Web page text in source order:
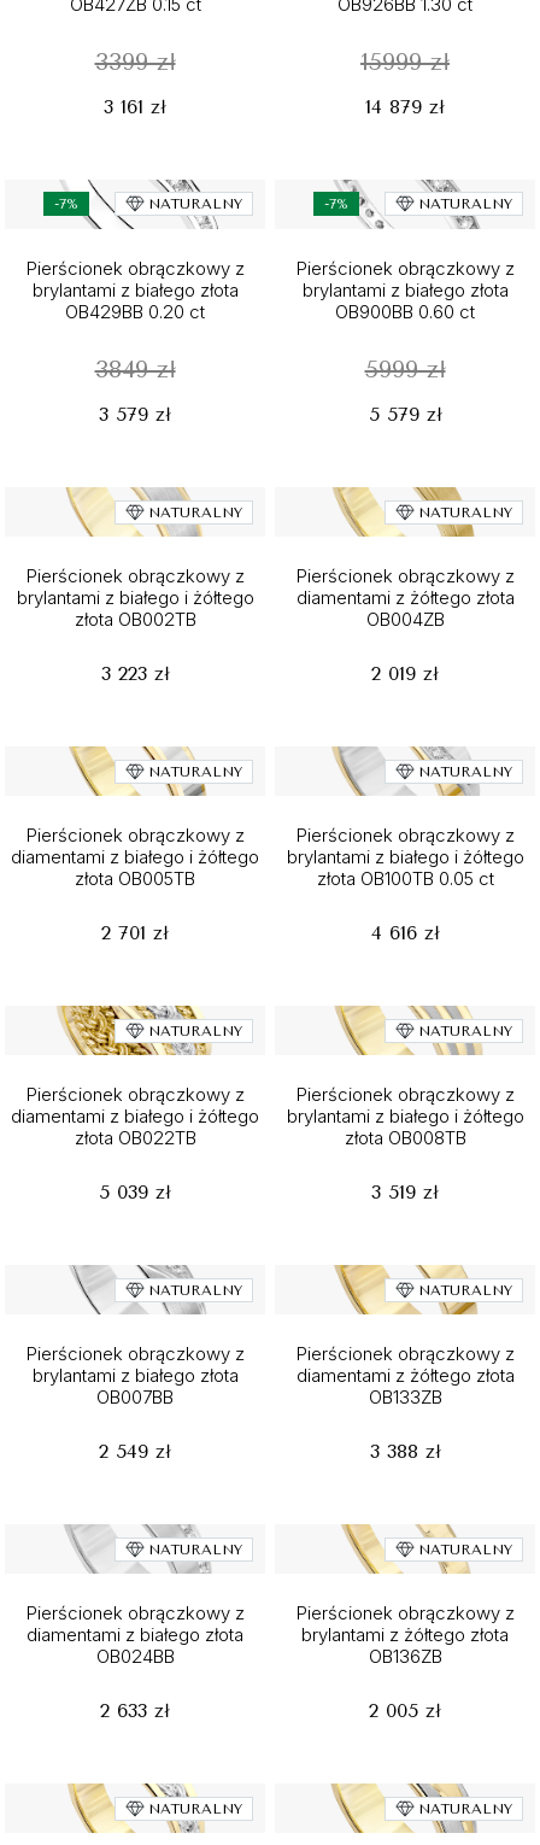
3399 zł
3 161 zł
15999 zł
14 879 zł
-7% NATURALNY
Pierścionek obrączkowy z
brylantami z białego złota
OB429BB 0.20 ct
3849 zł
3 579 zł
-7% NATURALNY
Pierścionek obrączkowy z
brylantami z białego złota
OB900BB 0.60 ct
5999 zł
5 579 zł
NATURALNY
Pierścionek obrączkowy z
brylantami z białego i żółtego
złota OB002TB
3 223 zł
NATURALNY
Pierścionek obrączkowy z
diamentami z żółtego złota
OB004ZB
2 019 zł
NATURALNY
Pierścionek obrączkowy z
diamentami z białego i żółtego
złota OB005TB
2 701 zł
NATURALNY
Pierścionek obrączkowy z
brylantami z białego i żółtego
złota OB100TB 0.05 ct
4 616 zł
NATURALNY
Pierścionek obrączkowy z
diamentami z białego i żółtego
złota OB022TB
5 039 zł
NATURALNY
Pierścionek obrączkowy z
brylantami z białego i żółtego
złota OB008TB
3 519 zł
NATURALNY
Pierścionek obrączkowy z
brylantami z białego złota
OB007BB
2 549 zł
NATURALNY
Pierścionek obrączkowy z
diamentami z żółtego złota
OB133ZB
3 388 zł
NATURALNY
Pierścionek obrączkowy z
diamentami z białego złota
OB024BB
2 633 zł
NATURALNY
Pierścionek obrączkowy z
brylantami z żółtego złota
OB136ZB
2 005 zł
NATURALNY NATURALNY